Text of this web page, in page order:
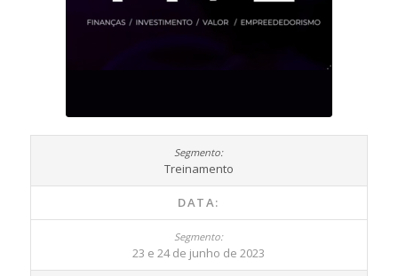
Treinamento
DATA:
23 e 24 de junho de 2023